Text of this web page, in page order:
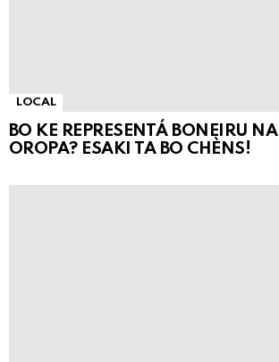
LOCAL
BO KE REPRESENTÁ BONEIRU NA
OROPA? ESAKI TA BO CHÈNS!